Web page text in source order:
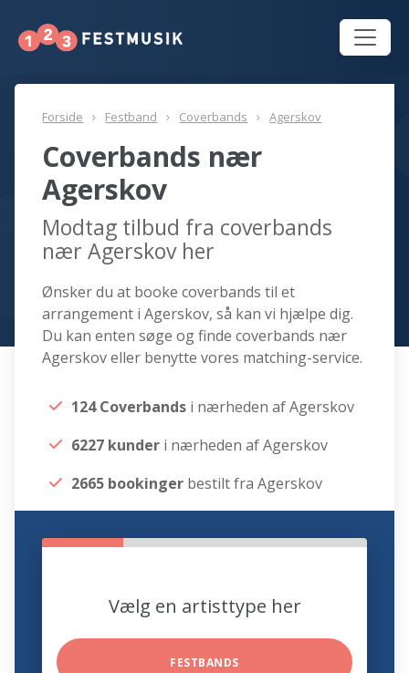
Forside Festband Coverbands Agerskov
Coverbands nær
Agerskov
Modtag tilbud fra coverbands
nær Agerskov her
Ønsker du at booke coverbands til et
arrangement i Agerskov, så kan vi hjælpe dig.
Du kan enten søge og finde coverbands nær
Agerskov eller benytte vores matching-service.
124 Coverbands i nærheden af Agerskov
6227 kunder i nærheden af Agerskov
2665 bookinger bestilt fra Agerskov
Vælg en artisttype her
FESTBANDS